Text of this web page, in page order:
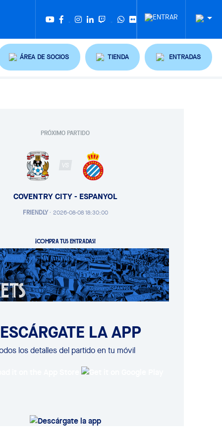
ÁREA DE SOCIOS TIENDA ENTRADAS
PRÓXIMO PARTIDO
VS
COVENTRY CITY - ESPANYOL
FRIENDLY· 2026-08-08 18:30:00
¡COMPRA TUS ENTRADAS!
LA APP
los detalles del partido en tu móvil